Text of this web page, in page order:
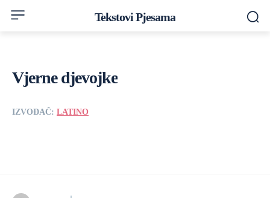
Tekstovi Pjesama
Vjerne djevojke
IZVOĐAČ: LATINO